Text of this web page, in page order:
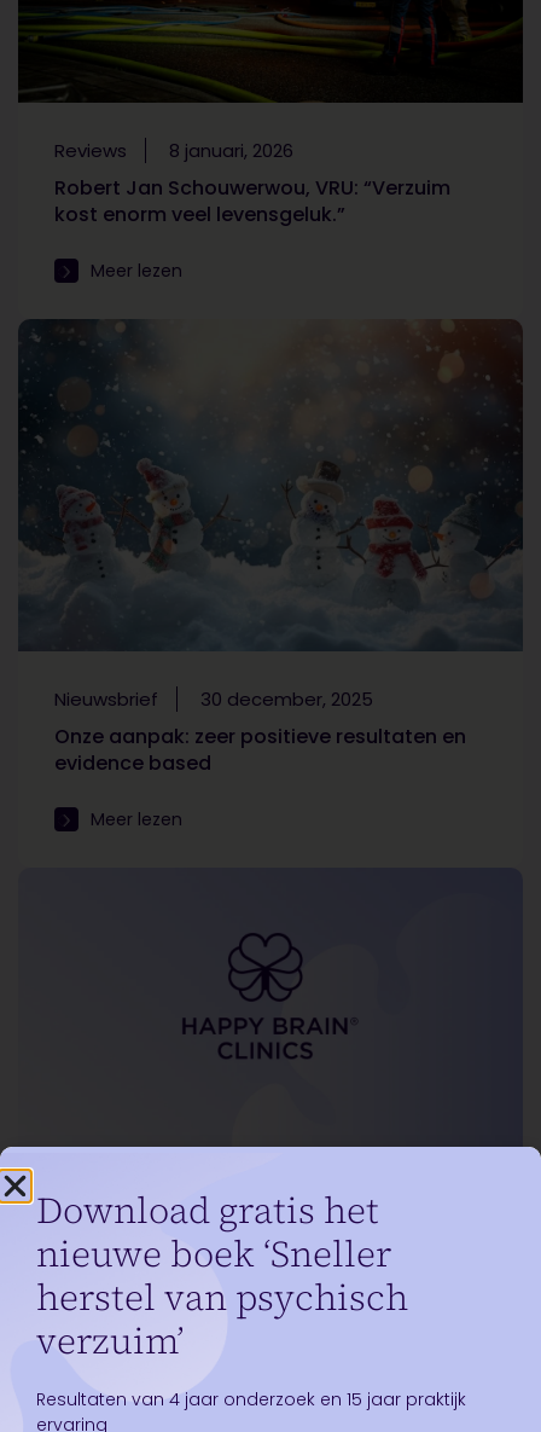
Reviews 8 januari, 2026
Robert Jan Schouwerwou, VRU: “Verzuim
kost enorm veel levensgeluk.”
Meer lezen
Nieuwsbrief 30 december, 2025
Onze aanpak: zeer positieve resultaten en
evidence based
Meer lezen
Blog 26 december, 2025
Evidence based aanpak, met zeer positieve
resultaten
Download gratis het
nieuwe boek ‘Sneller
herstel van psychisch
verzuim’
Resultaten van 4 jaar onderzoek en 15 jaar praktijk
ervaring